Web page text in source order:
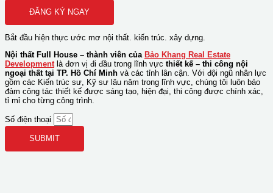
ĐĂNG KÝ NGAY
Bắt đầu hiện thực ước mơ nội thất. kiến trúc. xây dựng.
Nội thất Full House – thành viên của Bảo Khang Real Estate
Development là đơn vị đi đầu trong lĩnh vực thiết kế – thi công nội
ngoại thất tại TP. Hồ Chí Minh và các tỉnh lân cận. Với đội ngũ nhân lực
gồm các Kiến trúc sư, Kỹ sư lâu năm trong lĩnh vực, chúng tôi luôn bảo
đảm công tác thiết kế được sáng tạo, hiện đại, thi công được chính xác,
tỉ mỉ cho từng công trình.
Số điện thoại
SUBMIT